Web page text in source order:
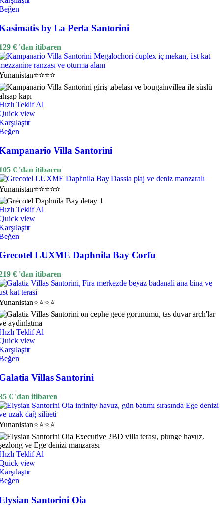
by La Perla Santorini
€ 'dan itibaren
⭐⭐⭐⭐
Teklif Al
view
Villa Santorini
€ 'dan itibaren
⭐⭐⭐⭐⭐
Teklif Al
view
LUXME Daphnila Bay Corfu
€ 'dan itibaren
⭐⭐⭐⭐
Teklif Al
view
Villas Santorini
€ 'dan itibaren
⭐⭐⭐⭐
Teklif Al
view
Santorini Oia